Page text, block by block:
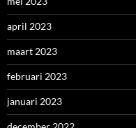
april 2023
maart 2023
februari 2023
januari 2023